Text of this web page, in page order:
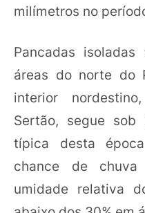
milímetros no
Pancadas
áreas do norte do
interior
Sertão, segue sob
típica desta
chance de
umidade relativa